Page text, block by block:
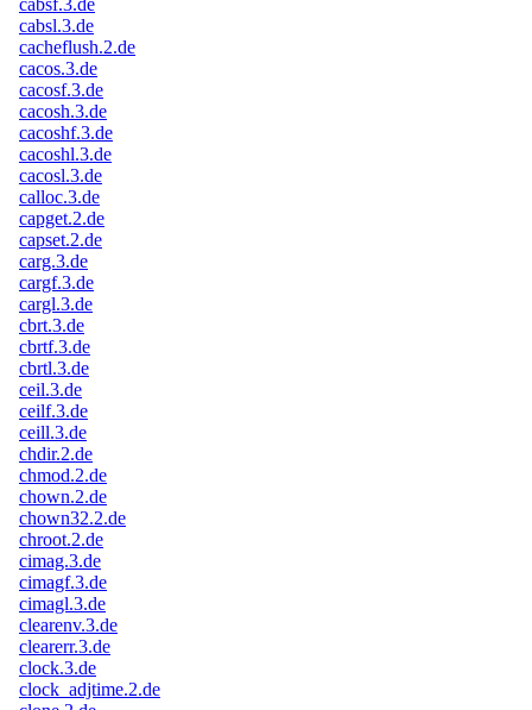
cabsf.3.de
cabsl.3.de
cacheflush.2.de
cacos.3.de
cacosf.3.de
cacosh.3.de
cacoshf.3.de
cacoshl.3.de
cacosl.3.de
calloc.3.de
capget.2.de
capset.2.de
carg.3.de
cargf.3.de
cargl.3.de
cbrt.3.de
cbrtf.3.de
cbrtl.3.de
ceil.3.de
ceilf.3.de
ceill.3.de
chdir.2.de
chmod.2.de
chown.2.de
chown32.2.de
chroot.2.de
cimag.3.de
cimagf.3.de
cimagl.3.de
clearenv.3.de
clearerr.3.de
clock.3.de
clock_adjtime.2.de